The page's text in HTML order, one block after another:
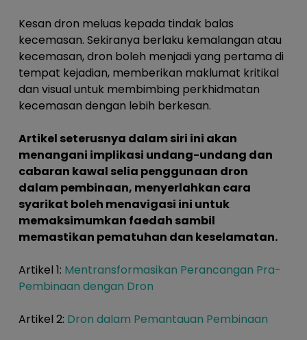
Kesan dron meluas kepada tindak balas
kecemasan. Sekiranya berlaku kemalangan atau
kecemasan, dron boleh menjadi yang pertama di
tempat kejadian, memberikan maklumat kritikal
dan visual untuk membimbing perkhidmatan
kecemasan dengan lebih berkesan.
Artikel seterusnya dalam siri ini akan
menangani implikasi undang-undang dan
cabaran kawal selia penggunaan dron
dalam pembinaan, menyerlahkan cara
syarikat boleh menavigasi ini untuk
memaksimumkan faedah sambil
memastikan pematuhan dan keselamatan.
Artikel 1: Mentransformasikan Perancangan Pra-
Pembinaan dengan Dron
Artikel 2: Dron dalam Pemantauan Pembinaan